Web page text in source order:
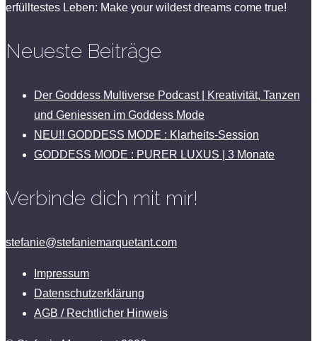
erfülltestes Leben: Make your wildest dreams come true!
Neueste Beiträge
Der Goddess Multiverse Podcast | Kreativität, Tanzen
und Geniessen im Goddess Mode
NEU!! GODDESS MODE : Klarheits-Session
GODDESS MODE : PURER LUXUS | 3 Monate
Verbinde dich mit mir!
stefanie@stefaniemarquetant.com
Impressum
Datenschutzerklärung
AGB / Rechtlicher Hinweis